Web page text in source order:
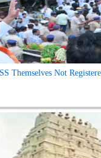
Themselves Not